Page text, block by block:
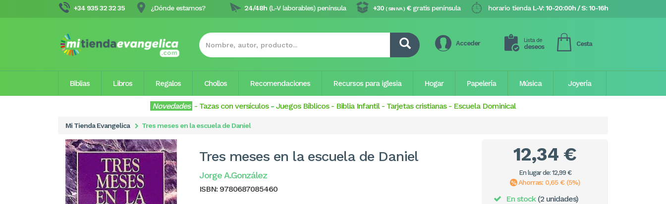
+34 935 32 32 35 ¿Dónde estamos? horario tienda L-V: 10-20:00h / S: 10-16h
+30 ( SIN IVA ) €gratis península
24/48h (L-V laborables) península
Acceder Lista de
deseos Cesta
Biblias Libros Regalos Chollos Recomendaciones Recursos para iglesia Hogar Papelería Música Joyería
Novedades - Tazas con versículos- Juegos Bíblicos- Biblia Infantil- Tarjetas cristianas - Escuela Dominical
Mi Tienda Evangelica Tres meses en la escuela de Daniel
Tres meses en la escuela de Daniel
Jorge A.González
ISBN: 9780687085460
12,34 €
En lugar de: 12,99 €
Ahorras: 0,65 € (5%)
En stock (2 unidades)